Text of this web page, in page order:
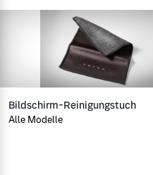
Bildschirm-Reinigungstuch
Alle Modelle